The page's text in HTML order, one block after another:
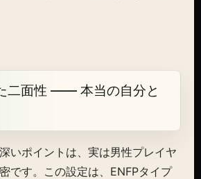
二面性 ―― 本当の自分と
いポイントは、実は男性プレイヤ
です。この設定は、ENFPタイプ